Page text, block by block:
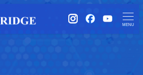
instagramFacebook
MENU